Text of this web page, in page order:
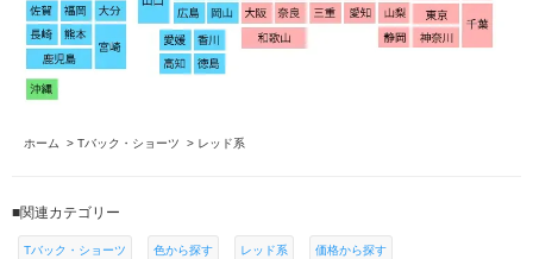
ホーム > Tバック・ショーツ > レッド系
■関連カテゴリー
Tバック・ショーツ 色から探す レッド系 価格から探す